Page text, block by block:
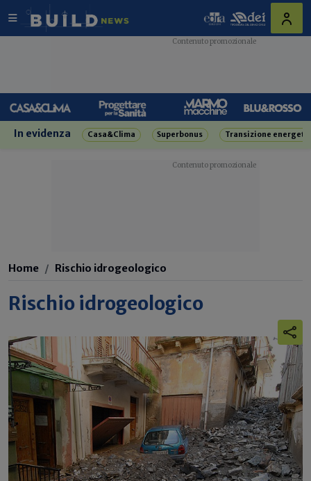
In evidenza Casa&Clima Superbonus Transizione
Home Rischio idrogeologico
Rischio idrogeologico